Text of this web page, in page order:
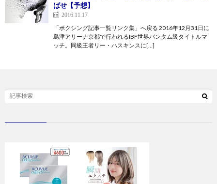
ばせ【予想】
2016.11.17
「ボクシング記事一覧リンク集」へ戻る 2016年12月31日に
島津アリーナ京都で行われるIBF世界バンタム級タイトルマ
ッチ。同級王者リー・ハスキンスに[…]